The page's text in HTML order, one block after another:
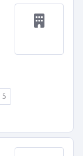
5